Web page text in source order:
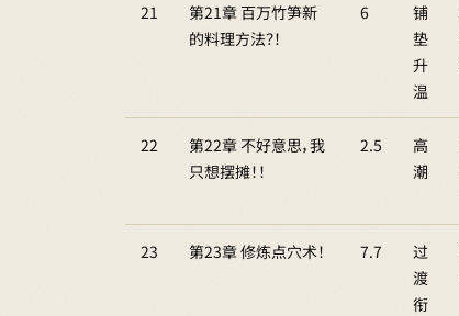
21
第21章 百万竹笋新
的料理方法？！
6
铺
垫
升
温
22
第22章 不好意思，我
只想摆摊！！
2.5
高
潮
23 第23章 修炼点穴术！ 7.7
过
渡
衔